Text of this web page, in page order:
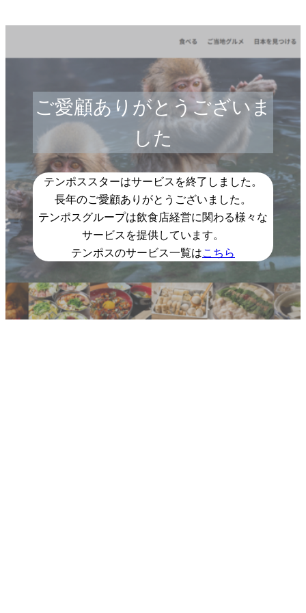
ご愛顧ありがとうございま
した
テンポススターはサービスを終了しました。
長年のご愛顧ありがとうございました。
テンポスグループは飲食店経営に関わる様々な
サービスを提供しています。
テンポスのサービス一覧はこちら